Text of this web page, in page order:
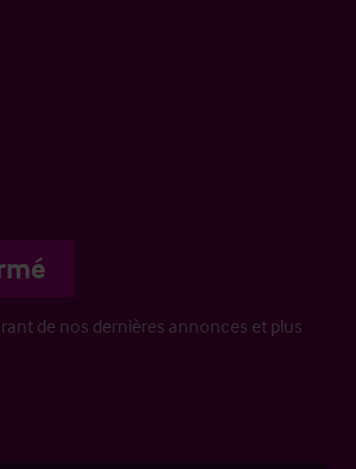
de nos dernières annonces et plus